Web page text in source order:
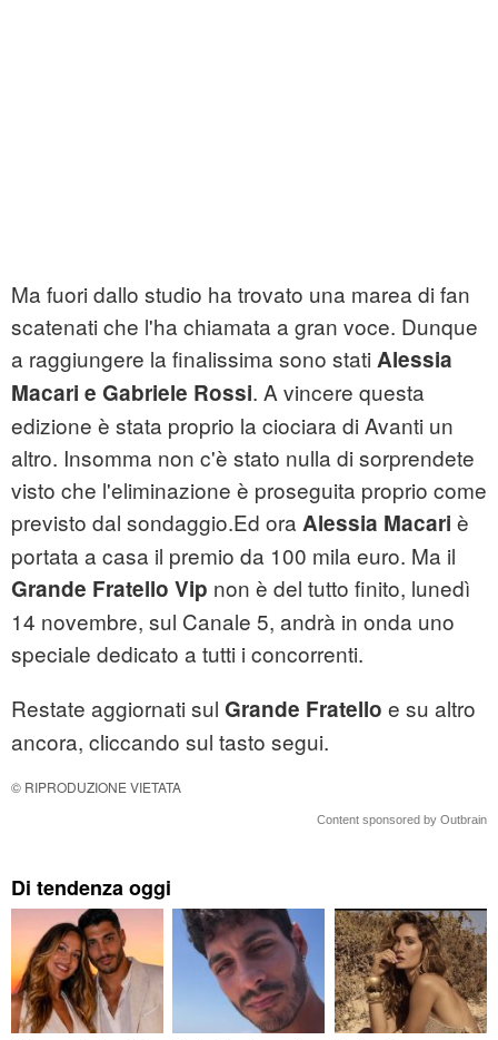
Ma fuori dallo studio ha trovato una marea di fan
scatenati che l'ha chiamata a gran voce. Dunque
a raggiungere la finalissima sono stati Alessia
Macari e Gabriele Rossi. A vincere questa
edizione è stata proprio la ciociara di Avanti un
altro. Insomma non c'è stato nulla di sorprendete
visto che l'eliminazione è proseguita proprio come
previsto dal sondaggio.Ed ora Alessia Macari è
portata a casa il premio da 100 mila euro. Ma il
Grande Fratello Vip non è del tutto finito, lunedì
14 novembre, sul Canale 5, andrà in onda uno
speciale dedicato a tutti i concorrenti.
Restate aggiornati sul Grande Fratello e su altro
ancora, cliccando sul tasto segui.
© RIPRODUZIONE VIETATA
Content sponsored by Outbrain
Di tendenza oggi